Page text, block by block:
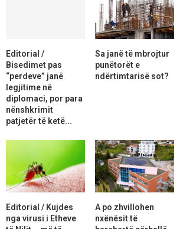
Editorial /
Bisedimet pas
“perdeve” janë
legjitime në
diplomaci, por para
nënshkrimit
patjetër të ketë...
Sa janë të mbrojtur
punëtorët e
ndërtimtarisë sot?
Editorial / Kujdes
nga virusi i Etheve
A po zhvillohen
nxënësit të